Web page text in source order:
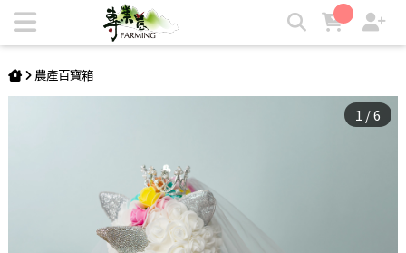
【Flower Plus】 純白之戀永生花獨角獸 生日/求婚/告白/情人
節/七夕 | 專業農
農產百寶箱
1 /6